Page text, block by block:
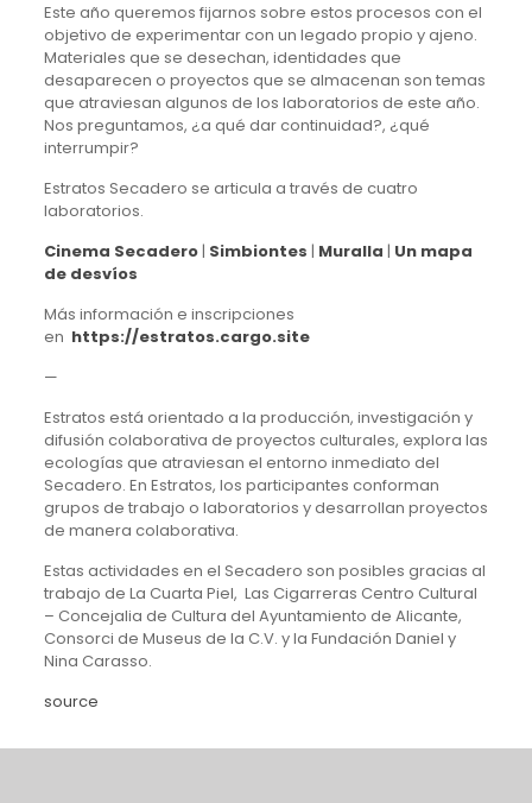
Este año queremos fijarnos sobre estos procesos con el
objetivo de experimentar con un legado propio y ajeno.
Materiales que se desechan, identidades que
desaparecen o proyectos que se almacenan son temas
que atraviesan algunos de los laboratorios de este año.
Nos preguntamos, ¿a qué dar continuidad?, ¿qué
interrumpir?
Estratos Secadero se articula a través de cuatro
laboratorios.
Cinema Secadero| Simbiontes | Muralla | Un mapa
de desvíos
Más información e inscripciones
en https://estratos.cargo.site
—
Estratos está orientado a la producción, investigación y
difusión colaborativa de proyectos culturales, explora las
ecologías que atraviesan el entorno inmediato del
Secadero. En Estratos, los participantes conforman
grupos de trabajo o laboratorios y desarrollan proyectos
de manera colaborativa.
Estas actividades en el Secadero son posibles gracias al
trabajo de La Cuarta Piel, Las Cigarreras Centro Cultural
– Concejalia de Cultura del Ayuntamiento de Alicante,
Consorci de Museus de la C.V. y la Fundación Daniel y
Nina Carasso.
source